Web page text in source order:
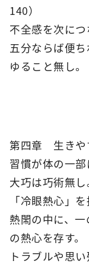
140）
不全感を次に
五分ならば便
ゆること無し
第四章 生きや
習慣が体の一
大巧は巧術無し
「冷眼熱心」
熱閙の中に、
の熱心を存す。
トラブルや思